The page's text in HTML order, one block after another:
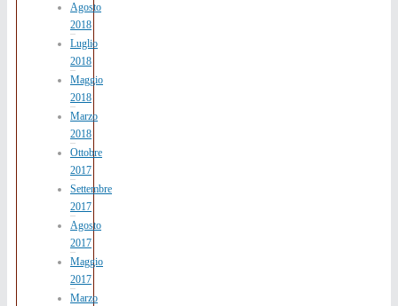
Agosto
2018
Luglio
2018
Maggio
2018
Marzo
2018
Ottobre
2017
Settembre
2017
Agosto
2017
Maggio
2017
Marzo